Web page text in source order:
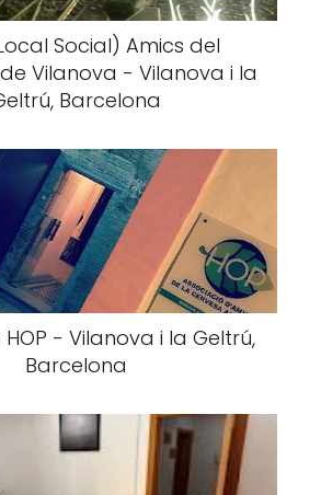
Social) Amics del
Vilanova - Vilanova i la
Barcelona
- Vilanova i la Geltrú,
Barcelona